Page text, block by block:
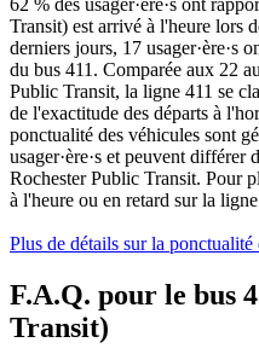
62 % des usager·ère·s ont
Transit) est arrivé à l'heure lors
derniers jours, 17 usager·ère·s
du bus 411. Comparée aux 22
Public Transit, la ligne 411 se
de l'exactitude des départs à
ponctualité des véhicules sont
usager·ère·s et peuvent différer
Rochester Public Transit. Pour
à l'heure ou en retard sur la
Plus de détails sur la ponctualité
F.A.Q. pour le bus
Transit)